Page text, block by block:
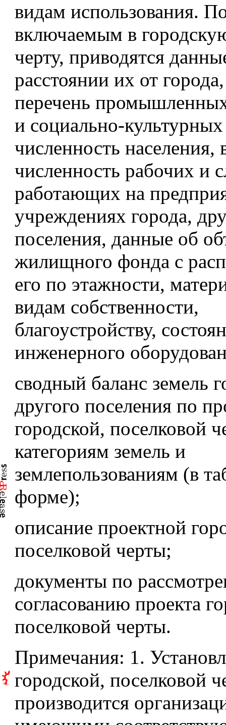
видам использования.
включаемым в
черту, приводятся
расстоянии их от
перечень
и социально-
численность населения,
численность рабочих и
работающих на
учреждениях города,
поселения, данные об
жилищного фонда с
его по этажности,
видам собственности,
благоустройству,
инженерного
сводный баланс земель
другого поселения по
городской, поселковой
категориям земель и
землепользованиям (в
форме);
описание проектной
поселковой черты;
документы по
согласованию проекта
поселковой черты.
Примечания: 1.
городской, поселковой
производится